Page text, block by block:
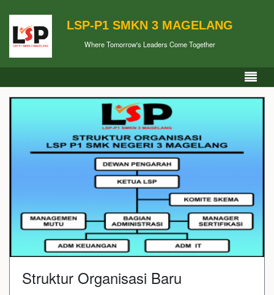
LSP-P1 SMKN 3 MAGELANG
Where Tomorrow's Leaders Come Together
Struktur Organisasi Baru